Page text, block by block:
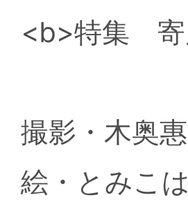
<b>特集 寄
撮影・木奥
絵・とみこ